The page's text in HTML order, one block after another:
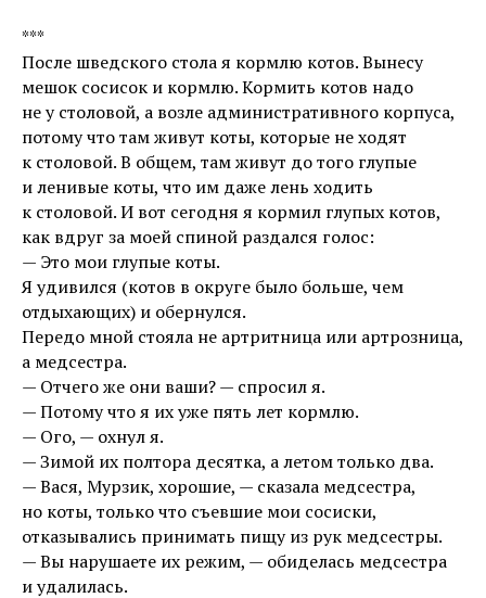
***
После шведского стола я кормлю котов. Вынесу
мешок сосисок и кормлю. Кормить котов надо
не у столовой, а возле административного корпуса,
потому что там живут коты, которые не ходят
к столовой. В общем, там живут до того глупые
и ленивые коты, что им даже лень ходить
к столовой. И вот сегодня я кормил глупых котов,
как вдруг за моей спиной раздался голос:
— Это мои глупые коты.
Я удивился (котов в округе было больше, чем
отдыхающих) и обернулся.
Передо мной стояла не артритница или артрозница,
а медсестра.
— Отчего же они ваши? — спросил я.
— Потому что я их уже пять лет кормлю.
— Ого, — охнул я.
— Зимой их полтора десятка, а летом только два.
— Вася, Мурзик, хорошие, — сказала медсестра,
но коты, только что съевшие мои сосиски,
отказывались принимать пищу из рук медсестры.
— Вы нарушаете их режим, — обиделась медсестра
и удалилась.